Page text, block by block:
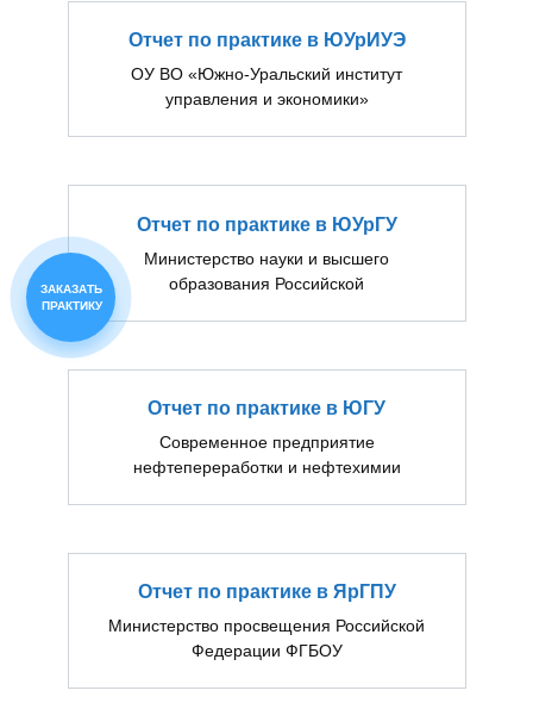
ЗАКАЗАТЬ
ПРАКТИКУ
Отчет по практике в ЮУрИУЭ
ОУ ВО «Южно-Уральский институт
управления и экономики»
Отчет по практике в ЮУрГУ
Министерство науки и высшего
образования Российской
Отчет по практике в ЮГУ
Современное предприятие
нефтепереработки и нефтехимии
Отчет по практике в ЯрГПУ
Министерство просвещения Российской
Федерации ФГБОУ